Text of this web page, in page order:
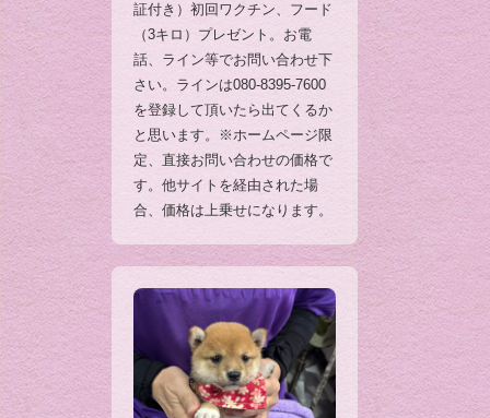
証付き）初回ワクチン、フード
（3キロ）プレゼント。お電
話、ライン等でお問い合わせ下
さい。ラインは080-8395-7600
を登録して頂いたら出てくるか
と思います。※ホームページ限
定、直接お問い合わせの価格で
す。他サイトを経由された場
合、価格は上乗せになります。